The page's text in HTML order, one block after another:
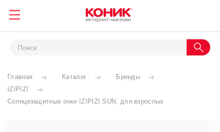
Главная Каталог
Бренды
IZIPIZI
Солнцезащитные очки IZIPIZI SUN, для взрослых